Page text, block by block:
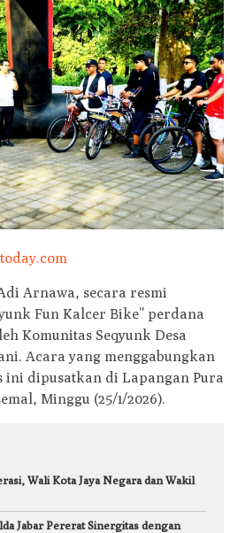
Arnawa, secara resmi
Fun Kalcer Bike” perdana
Komunitas Seqyunk Desa
Acara yang menggabungkan
dipusatkan di Lapangan Pura
Minggu (25/1/2026).
Wali Kota Jaya Negara dan Wakil
Jabar Pererat Sinergitas dengan